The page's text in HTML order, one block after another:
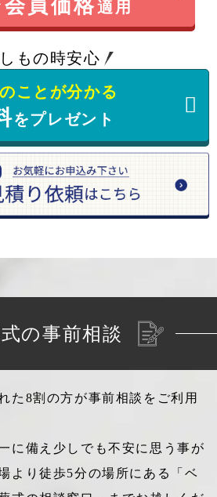
適用
もの時安心
ことが分かる
をプレゼント
の事前相談
た8割の方が事前相談をご利用
に備え少しでも不安に思う事が
より徒歩5分の場所にある「ベ